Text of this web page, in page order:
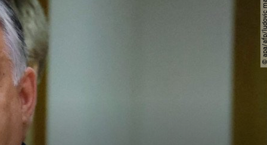
© apa/afp/